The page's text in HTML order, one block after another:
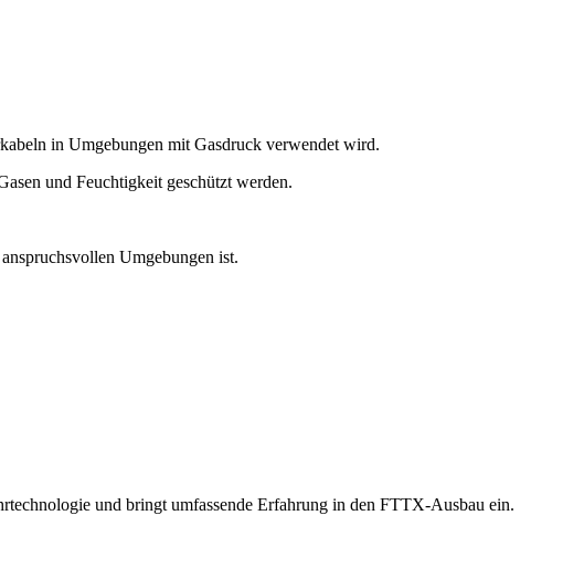
in Umgebungen mit Gasdruck verwendet wird.
und Feuchtigkeit geschützt werden.
Umgebungen ist.
und bringt umfassende Erfahrung in den FTTX-Ausbau ein.